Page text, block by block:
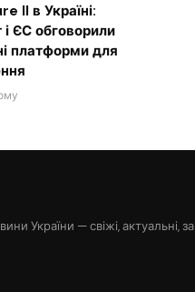
II в Україні:
і ЄС обговорили
платформи для
України — свіжі, актуальні, за